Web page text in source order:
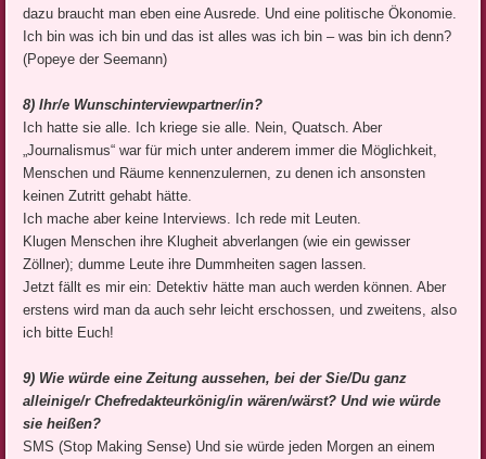
dazu braucht man eben eine Ausrede. Und eine politische Ökonomie.
Ich bin was ich bin und das ist alles was ich bin – was bin ich denn?
(Popeye der Seemann)
8) Ihr/e Wunschinterviewpartner/in?
Ich hatte sie alle. Ich kriege sie alle. Nein, Quatsch. Aber
„Journalismus“ war für mich unter anderem immer die Möglichkeit,
Menschen und Räume kennenzulernen, zu denen ich ansonsten
keinen Zutritt gehabt hätte.
Ich mache aber keine Interviews. Ich rede mit Leuten.
Klugen Menschen ihre Klugheit abverlangen (wie ein gewisser
Zöllner); dumme Leute ihre Dummheiten sagen lassen.
Jetzt fällt es mir ein: Detektiv hätte man auch werden können. Aber
erstens wird man da auch sehr leicht erschossen, und zweitens, also
ich bitte Euch!
9) Wie würde eine Zeitung aussehen, bei der Sie/Du ganz
alleinige/r Chefredakteurkönig/in wären/wärst? Und wie würde
sie heißen?
SMS (Stop Making Sense) Und sie würde jeden Morgen an einem